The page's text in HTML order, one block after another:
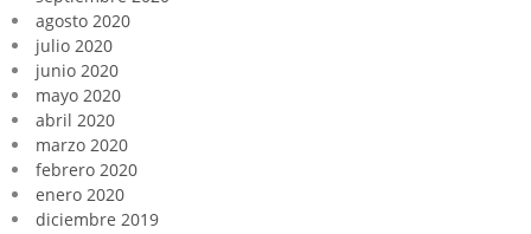
agosto 2020
julio 2020
junio 2020
mayo 2020
abril 2020
marzo 2020
febrero 2020
enero 2020
diciembre 2019